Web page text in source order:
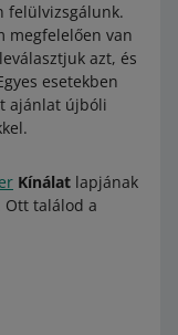
felülvizsgálunk.
megfelelően van
azt, és
esetekben
ajánlat újbóli
Kínálat lapjának
Ott találod a